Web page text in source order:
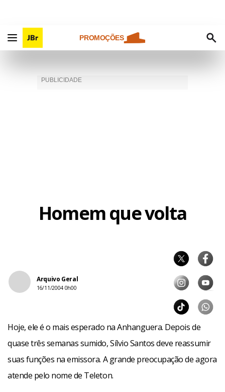
PROMOÇÕES
Homem que volta
Arquivo Geral
16/11/2004 0h00
Hoje, ele é o mais esperado na Anhanguera. Depois de
quase três semanas sumido, Sílvio Santos deve reassumir
suas funções na emissora. A grande preocupação de agora
atende pelo nome de Teleton.